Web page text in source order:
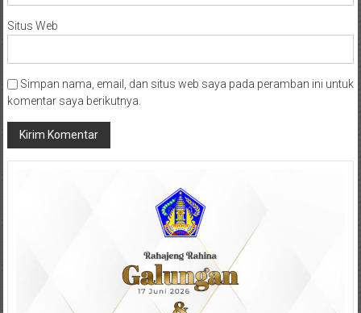
Situs Web
Simpan nama, email, dan situs web saya pada peramban ini untuk
komentar saya berikutnya.